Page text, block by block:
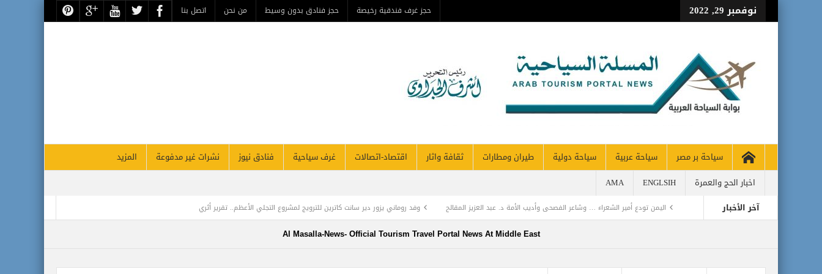
نوفمبر 29, 2022 حجز غرف فندقية رخيصة حجز فنادق بدون وسيط من نحن اتصل بنا
سياحة بر مصر سياحة عربية سياحة دولية طيران ومطارات ثقافة واثار اقتصاد-اتصالات غرف سياحية فنادق نيوز نشرات غير مدفوعة
المزيد
اخبار الحج والعمرة
ENGLSIH
AMA
آخر الأخبار
اليمن تودع أمير الشعراء … وشاعر الفصحى وأديب الأمة د. عبد العزيز المقالح
وفد روماني يزور دير سانت كاترين للترويج لمشروع التجلي الأعظم.. تقرير أثري
TOURISM RECOVERY ACCELERATES TO REACH 65% OF PRE-PANDEMIC LEVELS
Al Masalla-News- Official Tourism Travel Portal News At Middle East